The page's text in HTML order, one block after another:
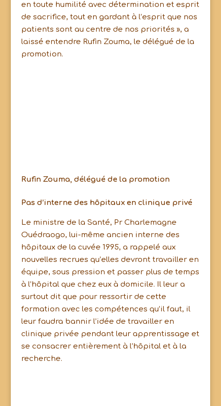
en toute humilité avec détermination et esprit
de sacrifice, tout en gardant à l’esprit que nos
patients sont au centre de nos priorités », a
laissé entendre Rufin Zouma, le délégué de la
promotion.
Rufin Zouma, délégué de la promotion
Pas d’interne des hôpitaux en clinique privé
Le ministre de la Santé, Pr Charlemagne
Ouédraogo, lui-même ancien interne des
hôpitaux de la cuvée 1995, a rappelé aux
nouvelles recrues qu’elles devront travailler en
équipe, sous pression et passer plus de temps
à l’hôpital que chez eux à domicile. Il leur a
surtout dit que pour ressortir de cette
formation avec les compétences qu’il faut, il
leur faudra bannir l’idée de travailler en
clinique privée pendant leur apprentissage et
se consacrer entièrement à l’hôpital et à la
recherche.